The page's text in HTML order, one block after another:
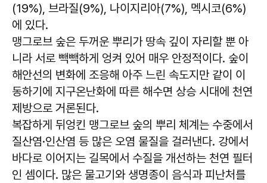
(19%), 브라질(9%), 나이지리아(7%), 멕시코(6%)
에 있다.
맹그로브 숲은 두꺼운 뿌리가 땅속 깊이 자리할 뿐 아
니라 서로 빽빽하게 엉켜 있어 매우 안정적이다. 숲이
해안선의 변화에 조응해 아주 느린 속도지만 같이 이
동하기에 지구온난화에 따른 해수면 상승 시대에 천연
제방으로 거론된다.
복잡하게 뒤엉킨 맹그로브 숲의 뿌리 체계는 수중에서
질산염·인산염 등 많은 오염 물질을 걸러낸다. 강에서
바다로 이어지는 길목에서 수질을 개선하는 천연 필터
인 셈이다. 많은 물고기와 생명종이 음식과 피난처를